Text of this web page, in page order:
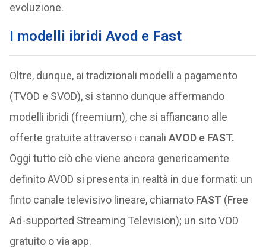
evoluzione.
I modelli ibridi Avod e Fast
Oltre, dunque, ai tradizionali modelli a pagamento
(TVOD e SVOD), si stanno dunque affermando
modelli ibridi (freemium), che si affiancano alle
offerte gratuite attraverso i canali AVOD e FAST.
Oggi tutto ciò che viene ancora genericamente
definito AVOD si presenta in realtà in due formati: un
finto canale televisivo lineare, chiamato FAST(Free
Ad-supported Streaming Television); un sito VOD
gratuito o via app.